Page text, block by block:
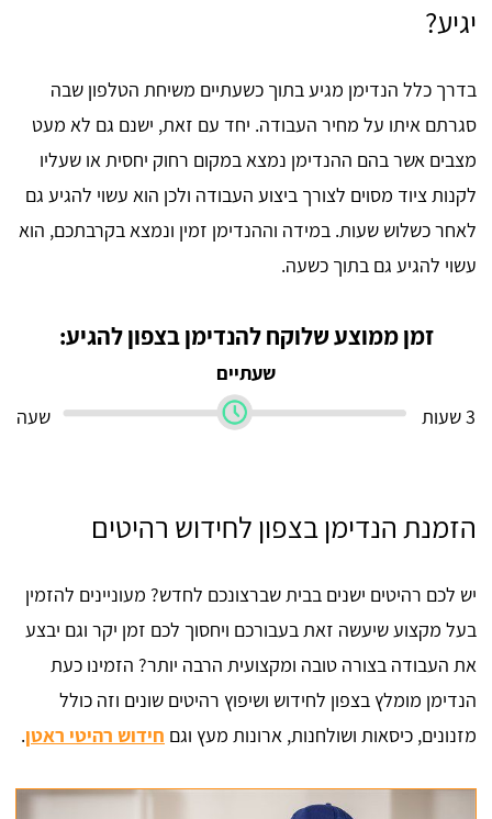
יגיע?
בדרך כלל הנדימן מגיע בתוך כשעתיים משיחת הטלפון שבה
סגרתם איתו על מחיר העבודה. יחד עם זאת, ישנם גם לא מעט
מצבים אשר בהם ההנדימן נמצא במקום רחוק יחסית או שעליו
לקנות ציוד מסוים לצורך ביצוע העבודה ולכן הוא עשוי להגיע גם
לאחר כשלוש שעות. במידה וההנדימן זמין ונמצא בקרבתכם, הוא
עשוי להגיע גם בתוך כשעה.
זמן ממוצע שלוקח להנדימן בצפון להגיע:
שעתיים
3 שעות
שעה
הזמנת הנדימן בצפון לחידוש רהיטים
יש לכם רהיטים ישנים בבית שברצונכם לחדש? מעוניינים להזמין
בעל מקצוע שיעשה זאת בעבורכם ויחסוך לכם זמן יקר וגם יבצע
את העבודה בצורה טובה ומקצועית הרבה יותר? הזמינו כעת
הנדימן מומלץ בצפון לחידוש ושיפוץ רהיטים שונים וזה כולל
מזנונים, כיסאות ושולחנות, ארונות מעץ וגם חידוש רהיטי ראטן.